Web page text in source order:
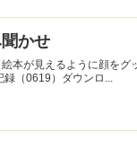
かせ
本が見えるように顔を
かせ記録（0619）ダウンロ...